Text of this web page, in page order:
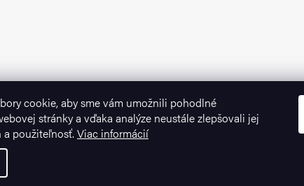
cookie, aby sme vám umožnili pohodlné
stránky a vďaka analýze neustále zlepšovali jej
použiteľnosť. Viac informácií